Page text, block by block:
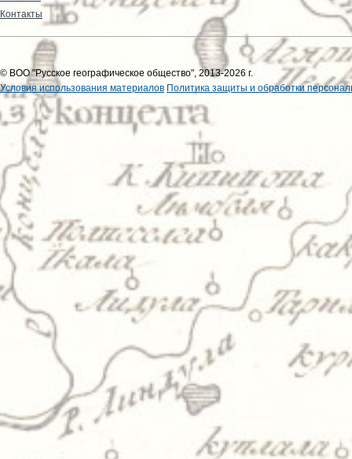
Контакты
© ВОО "Русское географическое общество", 2013-2026 г.
Условия использования материалов Политика защиты и обработки